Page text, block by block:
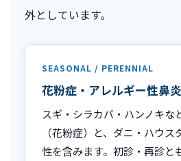
外としています。
SEASONAL / PERENNIAL
花粉症・アレルギー性鼻炎
スギ・シラカバ・ハンノキな
（花粉症）と、ダニ・ハウ
性を含みます。初診・再診と